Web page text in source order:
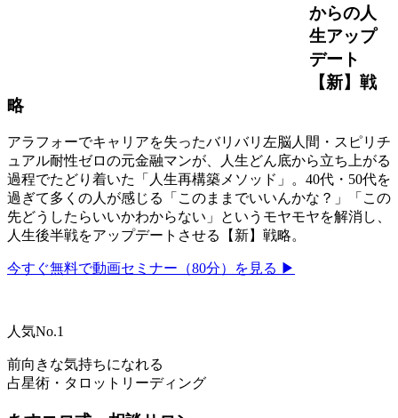
からの人
生アップ
デート
【新】戦
略
アラフォーでキャリアを失ったバリバリ左脳人間・スピリチ
ュアル耐性ゼロの元金融マンが、人生どん底から立ち上がる
過程でたどり着いた「人生再構築メソッド」。40代・50代を
過ぎて多くの人が感じる「このままでいいんかな？」「この
先どうしたらいいかわからない」というモヤモヤを解消し、
人生後半戦をアップデートさせる【新】戦略。
今すぐ無料で動画セミナー（80分）を見る ▶
人気No.1
前向きな気持ちになれる
占星術・タロットリーディング